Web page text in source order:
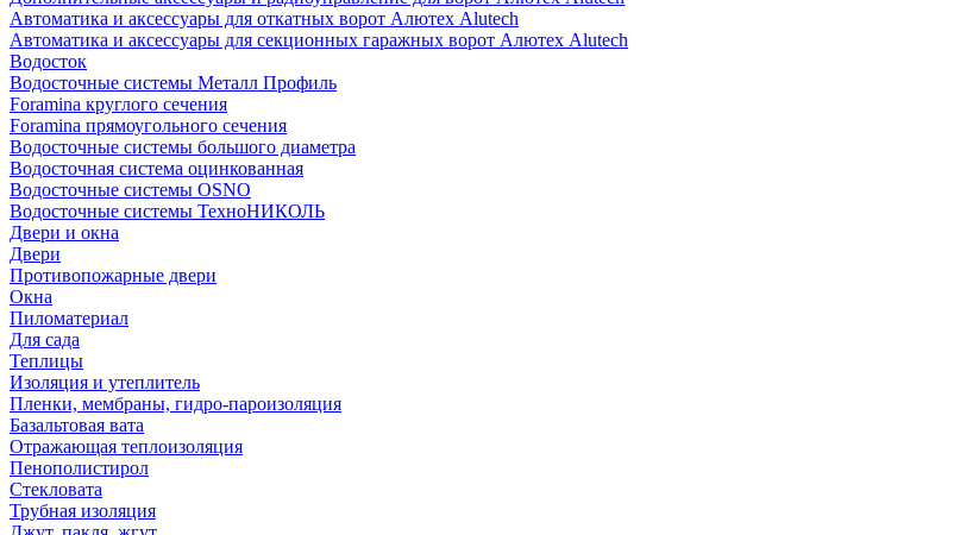
Автоматика и аксессуары для откатных ворот Алютех Alutech
Автоматика и аксессуары для секционных гаражных ворот Алютех Alutech
Водосток
Водосточные системы Металл Профиль
Foramina круглого сечения
Foramina прямоугольного сечения
Водосточные системы большого диаметра
Водосточная система оцинкованная
Водосточные системы OSNO
Водосточные системы ТехноНИКОЛЬ
Двери и окна
Двери
Противопожарные двери
Окна
Пиломатериал
Для сада
Теплицы
Изоляция и утеплитель
Пленки, мембраны, гидро-пароизоляция
Базальтовая вата
Отражающая теплоизоляция
Пенополистирол
Стекловата
Трубная изоляция